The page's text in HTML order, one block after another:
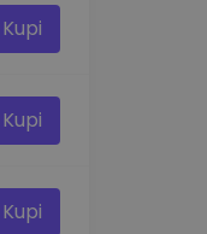
Kupi
Kupi
Kupi